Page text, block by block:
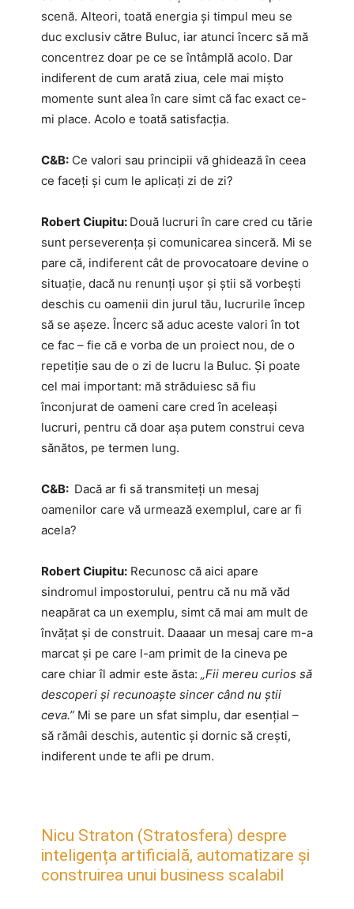
scenă. Alteori, toată energia și timpul meu se
duc exclusiv către Buluc, iar atunci încerc să mă
concentrez doar pe ce se întâmplă acolo. Dar
indiferent de cum arată ziua, cele mai mișto
momente sunt alea în care simt că fac exact ce-
mi place. Acolo e toată satisfacția.
C&B: Ce valori sau principii vă ghidează în ceea
ce faceți și cum le aplicați zi de zi?
Robert Ciupitu: Două lucruri în care cred cu tărie
sunt perseverența și comunicarea sinceră. Mi se
pare că, indiferent cât de provocatoare devine o
situație, dacă nu renunți ușor și știi să vorbești
deschis cu oamenii din jurul tău, lucrurile încep
să se așeze. Încerc să aduc aceste valori în tot
ce fac – fie că e vorba de un proiect nou, de o
repetiție sau de o zi de lucru la Buluc. Și poate
cel mai important: mă străduiesc să fiu
înconjurat de oameni care cred în aceleași
lucruri, pentru că doar așa putem construi ceva
sănătos, pe termen lung.
C&B: Dacă ar fi să transmiteți un mesaj
oamenilor care vă urmează exemplul, care ar fi
acela?
Robert Ciupitu: Recunosc că aici apare
sindromul impostorului, pentru că nu mă văd
neapărat ca un exemplu, simt că mai am mult de
învățat și de construit. Daaaar un mesaj care m-a
marcat și pe care l-am primit de la cineva pe
care chiar îl admir este ăsta: „Fii mereu curios să
descoperi și recunoaște sincer când nu știi
ceva.” Mi se pare un sfat simplu, dar esențial –
să rămâi deschis, autentic și dornic să crești,
indiferent unde te afli pe drum.
Nicu Straton (Stratosfera) despre
inteligența artificială, automatizare și
construirea unui business scalabil